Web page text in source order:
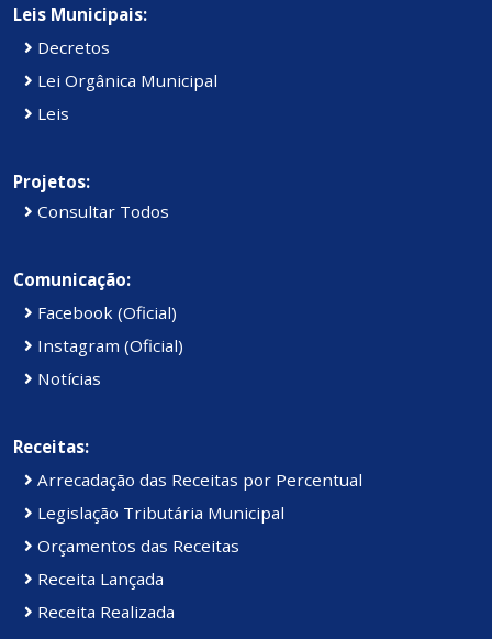
Leis Municipais:
Decretos
Lei Orgânica Municipal
Leis
Projetos:
Consultar Todos
Comunicação:
Facebook (Oficial)
Instagram (Oficial)
Notícias
Receitas:
Arrecadação das Receitas por Percentual
Legislação Tributária Municipal
Orçamentos das Receitas
Receita Lançada
Receita Realizada